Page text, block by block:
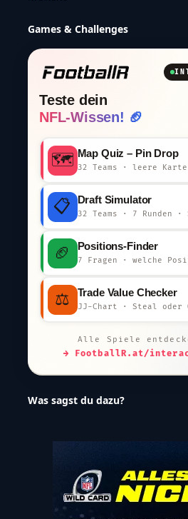
Games & Challenges
Teste dein
NFL-Wissen! 🏈
🗺️ Map Quiz – Pin Drop
📋 Draft Simulator
🏈 Positions-Finder
⚖️ Trade Value Checker
Alle Spiele
→ FootballR.at/
Was sagst du dazu?